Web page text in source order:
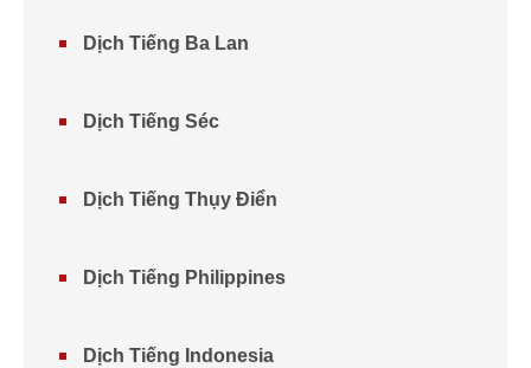
Dịch Tiếng Ba Lan
Dịch Tiếng Séc
Dịch Tiếng Thụy Điển
Dịch Tiếng Philippines
Dịch Tiếng Indonesia